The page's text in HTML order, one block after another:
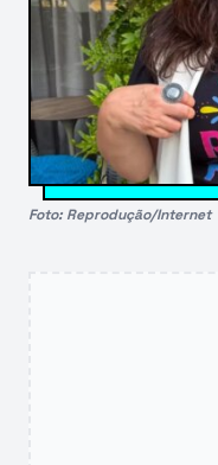
Foto: Reprodução/Internet